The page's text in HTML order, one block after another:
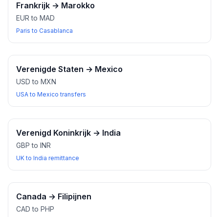
Frankrijk → Marokko
EUR to MAD
Paris to Casablanca
Verenigde Staten → Mexico
USD to MXN
USA to Mexico transfers
Verenigd Koninkrijk → India
GBP to INR
UK to India remittance
Canada → Filipijnen
CAD to PHP